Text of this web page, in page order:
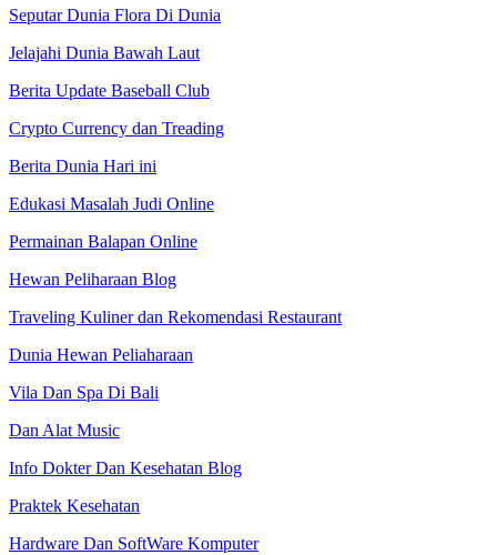
Seputar Dunia Flora Di Dunia
Jelajahi Dunia Bawah Laut
Berita Update Baseball Club
Crypto Currency dan Treading
Berita Dunia Hari ini
Edukasi Masalah Judi Online
Permainan Balapan Online
Hewan Peliharaan Blog
Traveling Kuliner dan Rekomendasi Restaurant
Dunia Hewan Peliaharaan
Vila Dan Spa Di Bali
Dan Alat Music
Info Dokter Dan Kesehatan Blog
Praktek Kesehatan
Hardware Dan SoftWare Komputer